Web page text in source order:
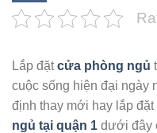
Lắp đặtcửa phòng ngủ
cuộc sống hiện đại ngày
định thay mới hay lắp đặt
ngủ tại quận 1 dưới đây